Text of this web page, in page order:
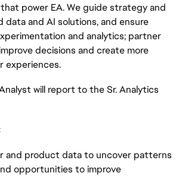
power EA. We guide strategy and
data and AI solutions, and ensure
and analytics; partner
decisions and create more
experiences.
will report to the Sr. Analytics
and product data to uncover patterns
opportunities to improve